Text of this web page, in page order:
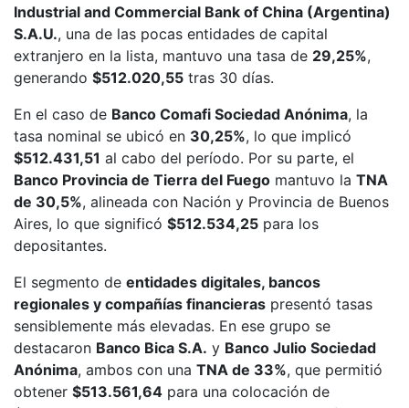
Industrial and Commercial Bank of China (Argentina)
S.A.U., una de las pocas entidades de capital
extranjero en la lista, mantuvo una tasa de 29,25%,
generando $512.020,55 tras 30 días.
En el caso de Banco Comafi Sociedad Anónima, la
tasa nominal se ubicó en 30,25%, lo que implicó
$512.431,51 al cabo del período. Por su parte, el
Banco Provincia de Tierra del Fuego mantuvo la TNA
de 30,5%, alineada con Nación y Provincia de Buenos
Aires, lo que significó $512.534,25 para los
depositantes.
El segmento de entidades digitales, bancos
regionales y compañías financieras presentó tasas
sensiblemente más elevadas. En ese grupo se
destacaron Banco Bica S.A. y Banco Julio Sociedad
Anónima, ambos con una TNA de 33%, que permitió
obtener $513.561,64 para una colocación de